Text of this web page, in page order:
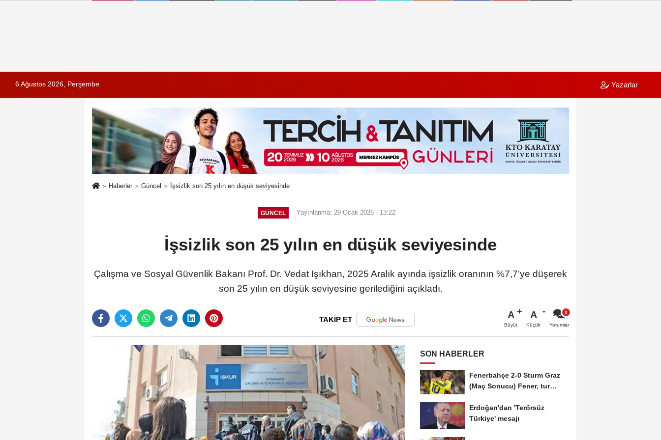
6 Ağustos 2026, Perşembe Yazarlar
Haberler Güncel İşsizlik son 25 yılın en düşük seviyesinde
GÜNCEL Yayınlanma: 29 Ocak 2026 - 13:22
İşsizlik son 25 yılın en düşük seviyesinde
Çalışma ve Sosyal Güvenlik Bakanı Prof. Dr. Vedat Işıkhan, 2025 Aralık ayında işsizlik oranının %7,7’ye düşerek
son 25 yılın en düşük seviyesine gerilediğini açıkladı.
TAKİP ET A
Büyüt
A
Küçült Yorumlar
SON HABERLER
Fenerbahçe 2-0 Sturm Graz
(Maç Sonucu) Fener, tur
Erdoğan'dan 'Terörsüz
Türkiye' mesajı